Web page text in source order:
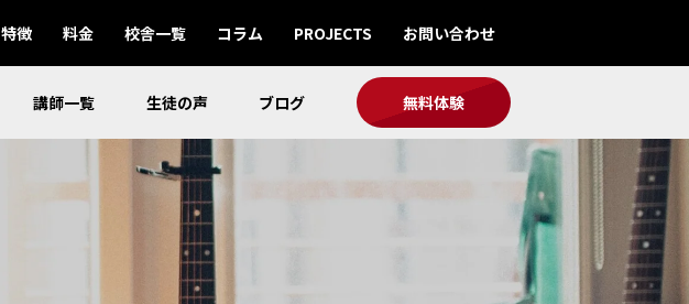
特徴 料金 校舎一覧 コラム PROJECTS お問い合わせ
講師一覧 生徒の声 ブログ 無料体験